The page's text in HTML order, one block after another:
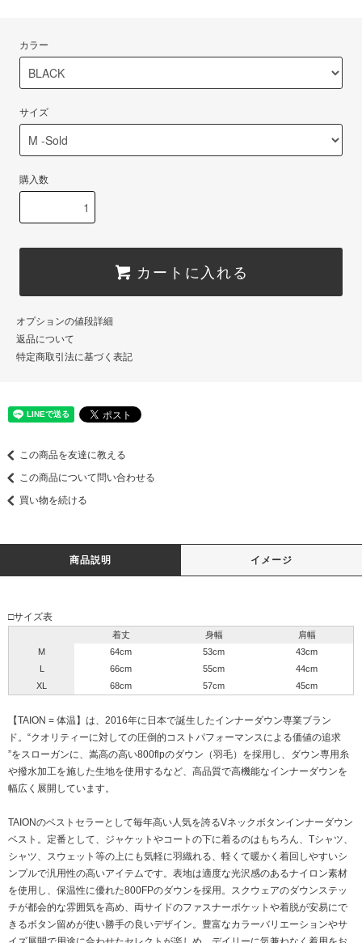
カラー
サイズ
購入数
カートに入れる
オプションの値段詳細
返品について
特定商取引法に基づく表記
この商品を友達に教える
この商品について問い合わせる
買い物を続ける
商品説明 イメージ
□サイズ表
着丈 身幅
肩幅
M
64cm 53cm
43cm
L
66cm 55cm
44cm
XL
68cm 57cm 45cm
【TAION = 体温】は、2016年に日本で誕生したインナーダウン専業ブラン
ド。“クオリティーに対しての圧倒的コストパフォーマンスによる価値の追求
”をスローガンに、嵩高の高い800flpのダウン（羽毛）を採用し、ダウン専用糸
や撥水加工を施した生地を使用するなど、高品質で高機能なインナーダウンを
幅広く展開しています。
TAIONのベストセラーとして毎年高い人気を誇るVネックボタンインナーダウン
ベスト。定番として、ジャケットやコートの下に着るのはもちろん、Tシャツ、
シャツ、スウェット等の上にも気軽に羽織れる、軽くて暖かく着回しやすいシ
ンプルで汎用性の高いアイテムです。表地は適度な光沢感のあるナイロン素材
を使用し、保温性に優れた800FPのダウンを採用。スクウェアのダウンステッ
チが都会的な雰囲気を高め、両サイドのファスナーポケットや着脱が安易にで
きるボタン留めが使い勝手の良いデザイン。豊富なカラーバリエーションやサ